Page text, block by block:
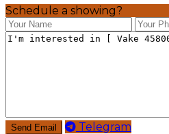
Schedule a showing?
Telegram